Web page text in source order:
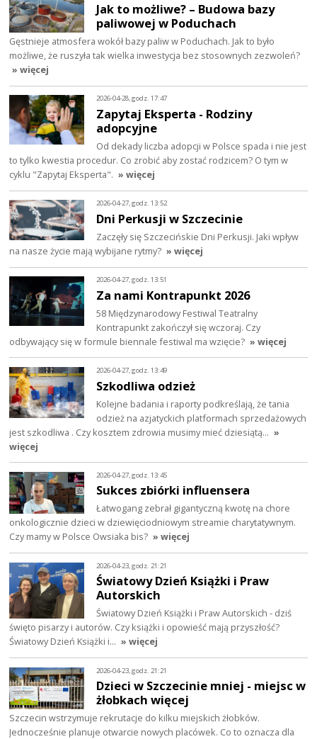
Jak to możliwe? – Budowa bazy
paliwowej w Poduchach
Gęstnieje atmosfera wokół bazy paliw w Poduchach. Jak to było
możliwe, że ruszyła tak wielka inwestycja bez stosownych zezwoleń?
» więcej
2026-04-28, godz. 17:47
Zapytaj Eksperta - Rodziny
adopcyjne
Od dekady liczba adopcji w Polsce spada i nie jest
to tylko kwestia procedur. Co zrobić aby zostać rodzicem? O tym w
cyklu "Zapytaj Eksperta". » więcej
2026-04-27, godz. 13:52
Dni Perkusji w Szczecinie
Zaczęły się Szczecińskie Dni Perkusji. Jaki wpływ
na nasze życie mają wybijane rytmy? » więcej
2026-04-27, godz. 13:51
Za nami Kontrapunkt 2026
58 Międzynarodowy Festiwal Teatralny
Kontrapunkt zakończył się wczoraj. Czy
odbywający się w formule biennale festiwal ma wzięcie? » więcej
2026-04-27, godz. 13:49
Szkodliwa odzież
Kolejne badania i raporty podkreślają, że tania
odzież na azjatyckich platformach sprzedażowych
jest szkodliwa . Czy kosztem zdrowia musimy mieć dziesiątą… »
więcej
2026-04-27, godz. 13:45
Sukces zbiórki influensera
Łatwogang zebrał gigantyczną kwotę na chore
onkologicznie dzieci w dziewięciodniowym streamie charytatywnym.
Czy mamy w Polsce Owsiaka bis? » więcej
2026-04-23, godz. 21:21
Światowy Dzień Książki i Praw
Autorskich
Światowy Dzień Książki i Praw Autorskich - dziś
święto pisarzy i autorów. Czy książki i opowieść mają przyszłość?
Światowy Dzień Książki i… » więcej
2026-04-23, godz. 21:21
Dzieci w Szczecinie mniej - miejsc w
żłobkach więcej
Szczecin wstrzymuje rekrutacje do kilku miejskich żłobków.
Jednocześnie planuje otwarcie nowych placówek. Co to oznacza dla